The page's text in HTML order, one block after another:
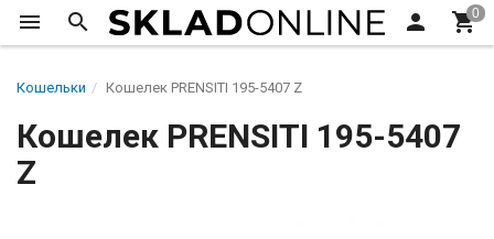
Кошельки Кошелек PRENSITI 195-5407 Z
Кошелек PRENSITI 195-5407
Z